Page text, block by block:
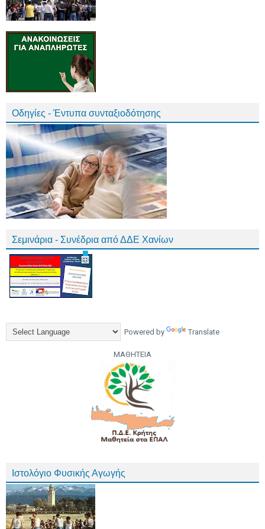
Οδηγίες - Έντυπα συνταξιοδότησης
Σεμινάρια - Συνέδρια από ΔΔΕ Χανίων
Powered by Translate
ΜΑΘΗΤΕΙΑ
Ιστολόγιο Φυσικής Αγωγής